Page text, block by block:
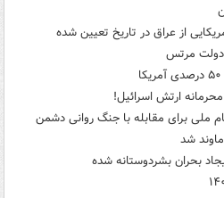
از عراق در تاریخ تعیین شده
دولت مرتس
ارتش اسرائیل!
ملی برای مقابله با جنگ روانی دشمن
شد
بحران بشردوستانه شده